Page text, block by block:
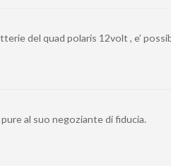
del quad polaris 12volt , e’
al suo negoziante di fiducia.